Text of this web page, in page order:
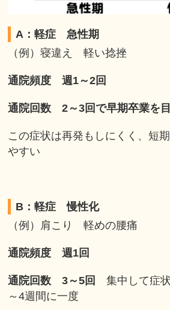
A：軽症 急性期
（例）寝違え 軽い捻挫
通院頻度 週1～2回
通院回数 2～3回で早期卒業を
この症状は再発もしにくく、短
やすい
B：軽症 慢性化
（例）肩こり 軽めの腰痛
通院頻度 週1回
通院回数 3～5回
集中して症
～4週間に一度